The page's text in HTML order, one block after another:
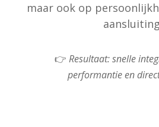
maar ook op
👉Resultaat: snelle
performantie en